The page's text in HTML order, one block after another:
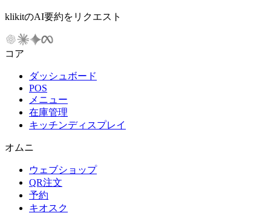
klikitのAI要約をリクエスト
コア
ダッシュボード
POS
メニュー
在庫管理
キッチンディスプレイ
オムニ
ウェブショップ
QR注文
予約
キオスク